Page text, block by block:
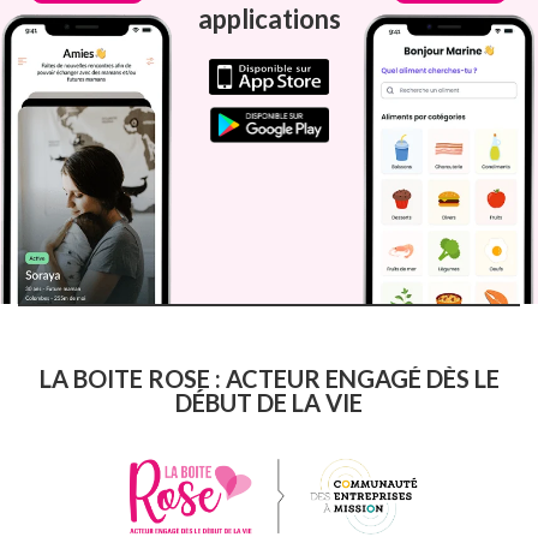
applications
LA BOITE ROSE : ACTEUR ENGAGÉ DÈS LE
DÉBUT DE LA VIE